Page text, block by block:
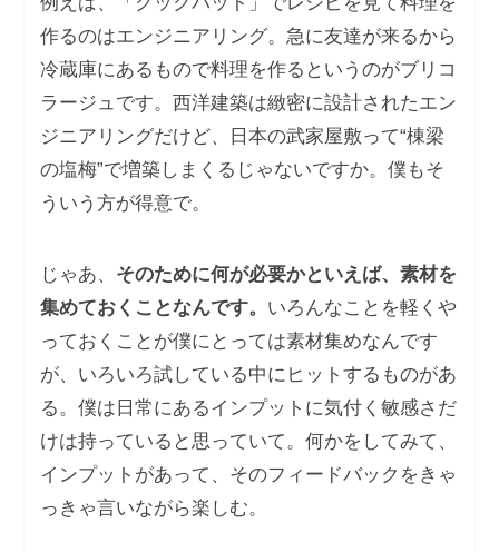
作るのはエンジニアリング。急に友達が来るから
冷蔵庫にあるもので料理を作るというのがブリコ
ラージュです。西洋建築は緻密に設計されたエン
ジニアリングだけど、日本の武家屋敷って“棟梁
の塩梅”で増築しまくるじゃないですか。僕もそ
ういう方が得意で。
じゃあ、 そのために何が必要かといえば、素材を
集めておくことなんです。 いろんなことを軽くや
っておくことが僕にとっては素材集めなんです
が、いろいろ試している中にヒットするものがあ
る。僕は日常にあるインプットに気付く敏感さだ
けは持っていると思っていて。何かをしてみて、
インプットがあって、そのフィードバックをきゃ
っきゃ言いながら楽しむ。